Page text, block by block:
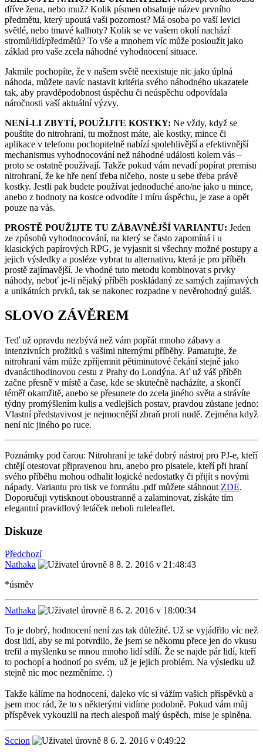
dříve žena, nebo muž? Kolik písmen obsahuje název prvního
předmětu, který upoutá vaši pozornost? Má osoba po vaší levici
světlé, nebo tmavé kalhoty? Kolik se ve vašem okolí nachází
stromů/lidí/předmětů? To vše a mnohem víc může posloužit jako
základ pro vaše zcela náhodné vyhodnocení situace.
Jakmile pochopíte, že v našem světě neexistuje nic jako úplná
náhoda, můžete navíc nastavit kritéria svého náhodného ukazatele
tak, aby pravděpodobnost úspěchu či neúspěchu odpovídala
náročnosti vaší aktuální výzvy.
NENÍ-LI ZBYTÍ, POUŽIJTE KOSTKY: Ne vždy, když se
pouštíte do nitrohraní, tu možnost máte, ale kostky, mince či
aplikace v telefonu pochopitelně nabízí spolehlivější a efektivnější
mechanismus vyhodnocování než náhodné události kolem vás –
proto se ostatně používají. Takže pokud vám nevadí popírat premisu
nitrohraní, že ke hře není třeba ničeho, noste u sebe třeba právě
kostky. Jestli pak budete používat jednoduché ano/ne jako u mince,
anebo z hodnoty na kostce odvodíte i míru úspěchu, je zase a opět
pouze na vás.
PROSTĚ POUŽIJTE TU ZÁBAVNĚJŠÍ VARIANTU: Jeden
ze způsobů vyhodnocování, na který se často zapomíná i u
klasických papírových RPG, je vyjasnit si všechny možné postupy a
jejich výsledky a posléze vybrat tu alternativu, která je pro příběh
prostě zajímavější. Je vhodné tuto metodu kombinovat s prvky
náhody, neboť je-li nějaký příběh poskládaný ze samých zajímavých
a unikátních prvků, tak se nakonec rozpadne v nevěrohodný guláš.
SLOVO ZÁVĚREM
Teď už opravdu nezbývá než vám popřát mnoho zábavy a
intenzivních prožitků s vašimi niternými příběhy. Pamatujte, že
nitrohraní vám může zpříjemnit pětiminutové čekání stejně jako
dvanáctihodinovou cestu z Prahy do Londýna. Ať už váš příběh
začne přesně v místě a čase, kde se skutečně nacházíte, a skončí
téměř okamžitě, anebo se přesunete do zcela jiného světa a strávíte
týdny promýšlením kulis a vedlejších postav, pravdou zůstane jedno:
Vlastní představivost je nejmocnější zbraň proti nudě. Zejména když
není nic jiného po ruce.
Poznámky pod čarou: Nitrohraní je také dobrý nástroj pro PJ-e, kteří
chtějí otestovat připravenou hru, anebo pro pisatele, kteří při hraní
svého příběhu mohou odhalit logické nedostatky či přijít s novými
nápady. Variantu pro tisk ve formátu .pdf můžete stáhnout ZDE.
Doporučuji vytisknout oboustranně a zalaminovat, získáte tím
elegantní pravidlový letáček neboli ruleleaflet.
Diskuze
Předchozí
Nathaka
8. 2. 2016 v 21:48:43
*úsměv
Nathaka
6. 2. 2016 v 18:00:34
To je dobrý, hodnocení není zas tak důležité. Už se vyjádřilo víc než
dost lidí, aby se mi potvrdilo, že jsem se někomu přece jen do vkusu
trefil a myšlenku se mnou mnoho lidí sdílí. Že se najde pár lidí, kteří
to pochopí a hodnotí po svém, už je jejich problém. Na výsledku už
stejně nic moc nezměníme. :)
Takže kálíme na hodnocení, daleko víc si vážím vašich příspěvků a
jsem moc rád, že to s některými vidíme podobně. Pokud vám můj
příspěvek vykouzlil na rtech alespoň malý úspěch, mise je splněna.
Sccion
6. 2. 2016 v 0:49:22